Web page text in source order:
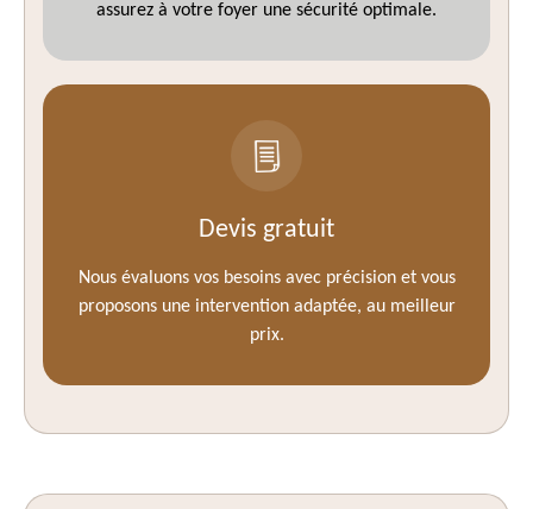
assurez à votre foyer une sécurité optimale.
Devis gratuit
Nous évaluons vos besoins avec précision et vous
proposons une intervention adaptée, au meilleur
prix.